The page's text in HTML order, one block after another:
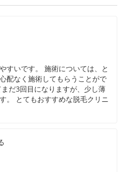
すいです。 施術については、と
配なく施術してもらうことがで
だ3回目になりますが、少し薄
。 とてもおすすめな脱毛クリニ